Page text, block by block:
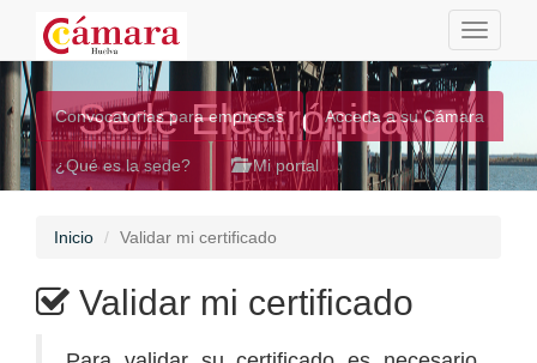
Toggle
Sede Electrónica
Convocatorias para empresas Acceda a su Cámara
¿Qué es la sede? Mi portal
Inicio Validar mi certificado
Validar mi certificado